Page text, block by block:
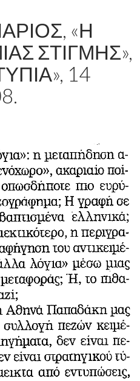
«Η
ΣΤΙΓΜΉΣ»,
14